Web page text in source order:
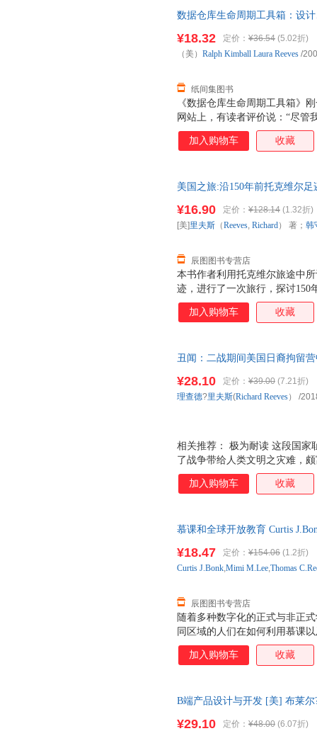
售员”试图凭借自己的个人魅力
WeWork上市失败，亚当下台，
有新空间的租赁，因无力支付
数据仓库生命周期工具箱：设
《数据仓库生命周期工具箱》
网站上，有读者评价说：“尽管
中经验，但我认为本书才是解
的参考信息源。”还有读者认
构。本书的主要读者对象应该
¥18.32 定价： ¥36.54 (5.02折)
纸间集图书
（美） Ralph Kimball Laura Reeves /
加入购物车 收藏
美国之旅:沿150年前托克维尔足
本书作者利用托克维尔旅途中
迹，进行了一次旅行，探讨150
特性发生了什么变化，以及当
¥16.90 定价： ¥128.14 (1.32折)
辰图图书专营店
[美]里夫斯 （Reeves, Richard） 著； 韩
加入购物车 收藏
丑闻：二战期间美国日裔拘留
相关推荐： 极为耐读 这段国家
了战争带给人类文明之灾难，
报》书评) 历史证明，那段监
训 作者尤善描述那段监禁之
于各种逸闻之妙用，个人之困
榜单和《纽约时报》书评编辑
美遭政府羁押的史实。它不仅
¥28.10 定价： ¥39.00 (7.21折)
理查德?里夫斯(Richard Reeves） /
加入购物车 收藏
慕课和全球开放教育 Curtis
随着多种数字化的正式与非正
同区域的人们在如何利用慕课
者、政治家以及许多其他利益
成果，以及如何对这些计划进
作为回应，《慕课和全球开放
¥18.47 定价： ¥154.06 (1.2折)
辰图图书专营店
Curtis J.Bonk,Mimi M.Lee,Thomas
加入购物车 收藏
B端产品设计与开发 [美] 布莱尔
¥29.10 定价： ¥48.00 (6.07折)